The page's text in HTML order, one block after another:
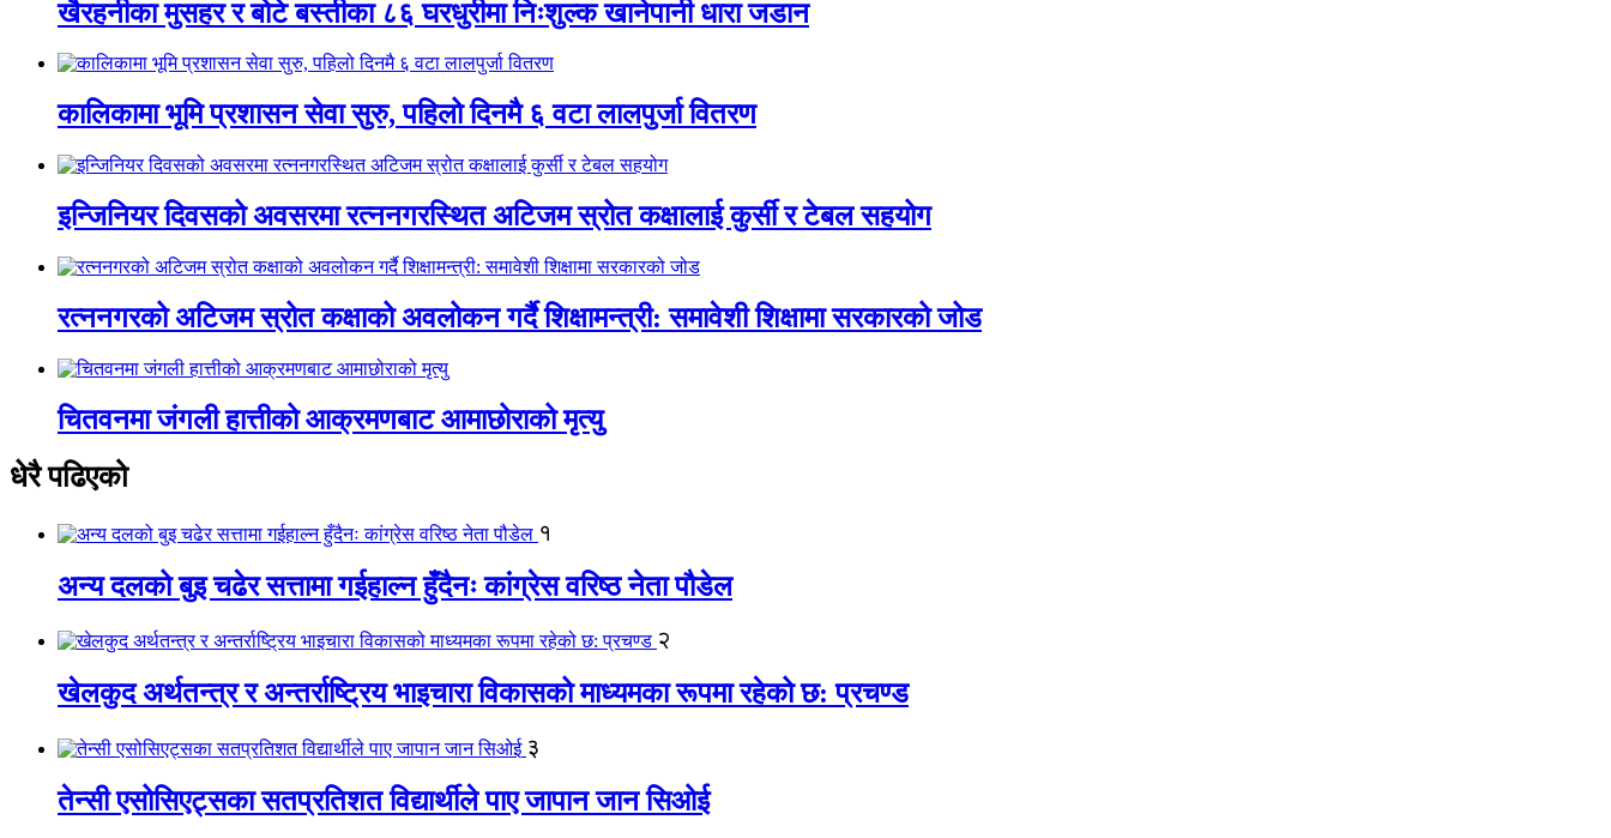
खैरहनीका मुसहर र बोटे बस्तीका ८६ घरधुरीमा निःशुल्क खानेपानी धारा जडान
कालिकामा भूमि प्रशासन सेवा सुरु, पहिलो दिनमै ६ वटा लालपुर्जा वितरण
इन्जिनियर दिवसको अवसरमा रत्ननगरस्थित अटिजम स्रोत कक्षालाई कुर्सी र टेबल सहयोग
रत्ननगरको अटिजम स्रोत कक्षाको अवलोकन गर्दै शिक्षामन्त्री: समावेशी शिक्षामा सरकारको जोड
चितवनमा जंगली हात्तीको आक्रमणबाट आमाछोराको मृत्यु
धेरै पढिएको
१
अन्य दलको बुइ चढेर सत्तामा गईहाल्न हुँदैनः कांग्रेस वरिष्ठ नेता पौडेल
२
खेलकुद अर्थतन्त्र र अन्तर्राष्ट्रिय भाइचारा विकासको माध्यमका रूपमा रहेको छ: प्रचण्ड
३
तेन्सी एसोसिएट्सका सतप्रतिशत विद्यार्थीले पाए जापान जान सिओई